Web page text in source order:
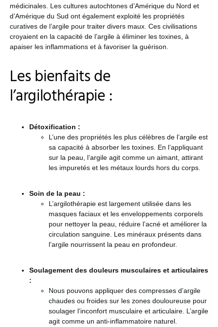
médicinales. Les cultures autochtones d’Amérique du Nord et
d’Amérique du Sud ont également exploité les propriétés
curatives de l’argile pour traiter divers maux. Ces civilisations
croyaient en la capacité de l’argile à éliminer les toxines, à
apaiser les inflammations et à favoriser la guérison.
Les bienfaits de
l’argilothérapie :
Détoxification :
L’une des propriétés les plus célèbres de l’argile est
sa capacité à absorber les toxines. En l’appliquant
sur la peau, l’argile agit comme un aimant, attirant
les impuretés et les métaux lourds hors du corps.
Soin de la peau :
L’argilothérapie est largement utilisée dans les
masques faciaux et les enveloppements corporels
pour nettoyer la peau, réduire l’acné et améliorer la
circulation sanguine. Les minéraux présents dans
l’argile nourrissent la peau en profondeur.
Soulagement des douleurs musculaires et articulaires
:
Nous pouvons appliquer des compresses d’argile
chaudes ou froides sur les zones douloureuse pour
soulager l’inconfort musculaire et articulaire. L’argile
agit comme un anti-inflammatoire naturel.